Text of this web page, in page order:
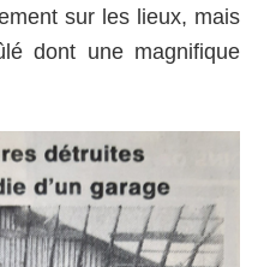
sur les lieux, mais
dont une magnifique